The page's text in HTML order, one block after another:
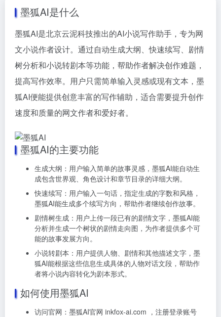
墨狐AI是什么
墨狐AI是北京云泥科技推出的AI小说写作助手，专为网
文小说作者设计。通过自动生成大纲、快速续写、剧情
树分析和小说转剧本等功能，帮助作者解决创作难题，
提高写作效率。用户只需简单输入灵感或现有文本，墨
狐AI便能提供创意丰富的写作辅助，适合需要提升创作
速度和质量的网文作者和爱好者。
墨狐AI的主要功能
生成大纲：用户输入简单的故事灵感，墨狐AI能自动生
成包含世界观、角色设计和章节目录的详细大纲。
快速续写：用户输入一句话，指定生成的字数和风格，
墨狐AI能生成多个续写方向，帮助作者继续创作故事。
剧情树生成：用户上传一段已有的剧情文字，墨狐AI能
分析并生成一个树状的剧情走向图，为作者提供多个可
能的故事发展方向。
小说转剧本：用户提供人物、剧情和其他描述文字，墨
狐AI能根据这些信息生成具体的人物对话文段，帮助作
者将小说内容转化为剧本形式。
如何使用墨狐AI
访问官网：墨狐AI官网 inkfox-ai.com ，注册登录账号